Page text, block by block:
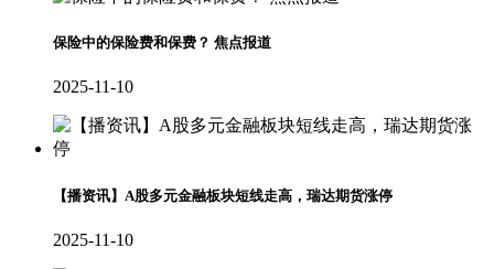
保险中的保险费和保费？ 焦点报道
2025-11-10
【播资讯】A股多元金融板块短线走高，瑞达期货涨停
2025-11-10